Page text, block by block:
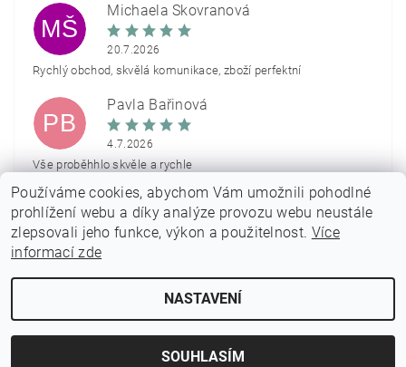
MŠ
Michaela Škovranová
20.7.2026
Rychlý obchod, skvělá komunikace, zboží perfektní
PB
Pavla Bařinová
4.7.2026
Vše proběhhlo skvěle a rychle
Zobrazit další hodnocení
2026 © PARTYON.cz, všechna práva vyhrazena
Vytvořil Shoptet
Používáme cookies, abychom Vám umožnili pohodlné
prohlížení webu a díky analýze provozu webu neustále
zlepsovali jeho funkce, výkon a použitelnost. Více
informací zde
NASTAVENÍ
SOUHLASÍM